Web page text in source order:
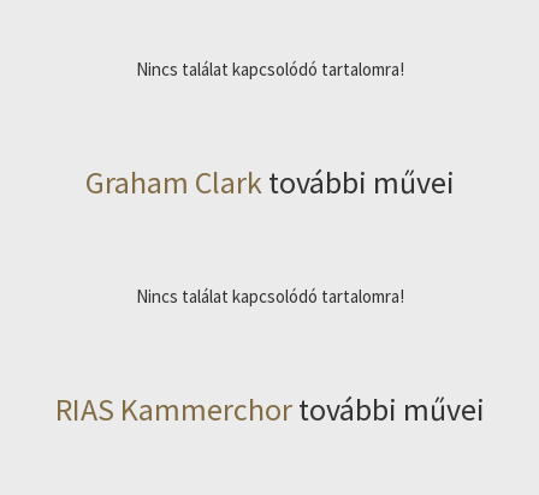
Nincs találat kapcsolódó tartalomra!
Graham Clarktovábbi művei
Nincs találat kapcsolódó tartalomra!
RIAS Kammerchortovábbi művei